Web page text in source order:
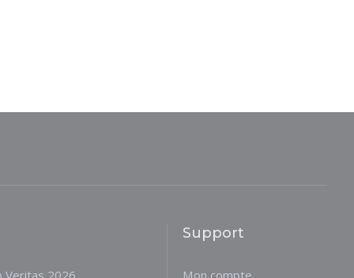
Veritas 2026
Support
Mon compte